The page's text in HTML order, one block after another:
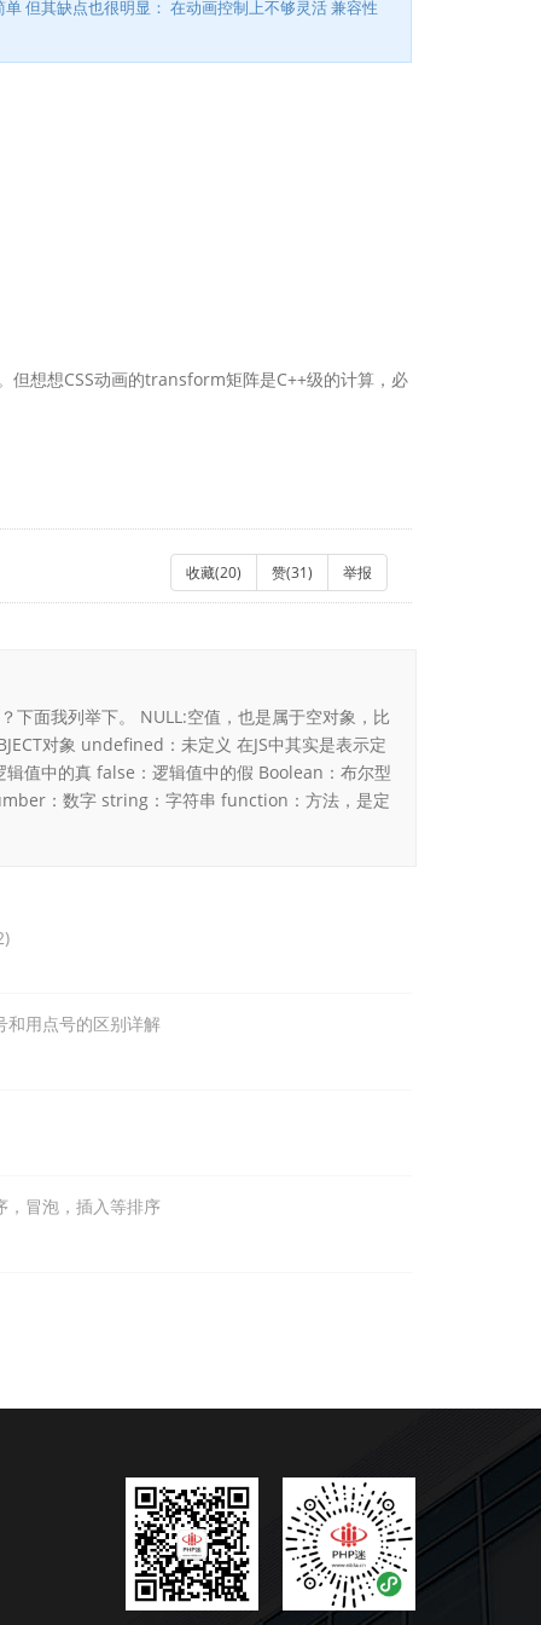
但其缺点也很明显： 在动画控制上不够灵活 兼容性
但想想CSS动画的transform矩阵是C++级的计算，必
收藏(20) 赞(31) 举报
下面我列举下。 NULL:空值，也是属于空对象，比
对象 undefined：未定义 在JS中其实是表示定
值中的真 false：逻辑值中的假 Boolean：布尔型
：数字 string：字符串 function：方法，是定
用点号的区别详解
冒泡，插入等排序